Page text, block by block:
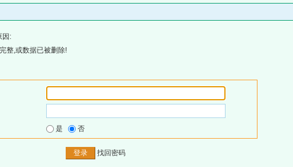
因:
整,或数据已被删除!
是 否
找回密码